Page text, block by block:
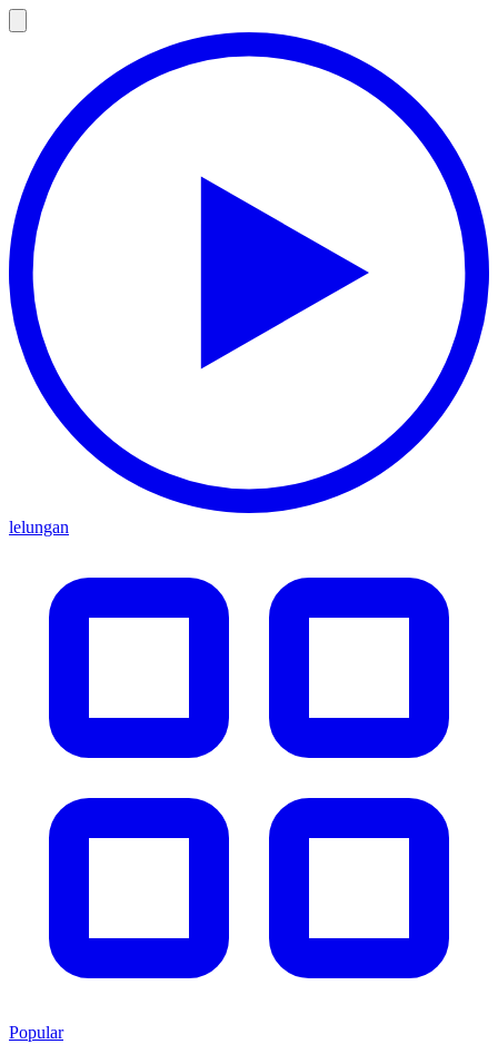
lelungan
Popular